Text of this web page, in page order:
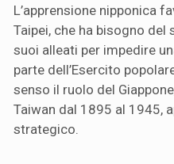
L’apprensione nipponica
Taipei, che ha bisogno del
suoi alleati per impedire
parte dell’Esercito
senso il ruolo del
Taiwan dal 1895 al 1945,
strategico.